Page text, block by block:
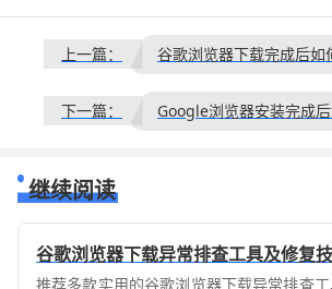
上一篇：
下一篇：
继续阅读
谷歌浏览器下载异常排查工具及修复
推荐多款实用的谷歌浏览器下载异常排查